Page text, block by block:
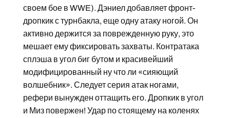
своем бое в WWE). Дэниел добавляет фронт-
дропкик с турнбакла, еще одну атаку ногой. Он
активно держится за поврежденную руку, это
мешает ему фиксировать захваты. Контратака
сплэша в угол биг бутом и красивейший
модифицированный ну что ли «сияющий
волшебник». Следует серия атак ногами,
рефери вынужден оттащить его. Дропкик в угол
и Миз повержен! Удар по стоящему на коленях